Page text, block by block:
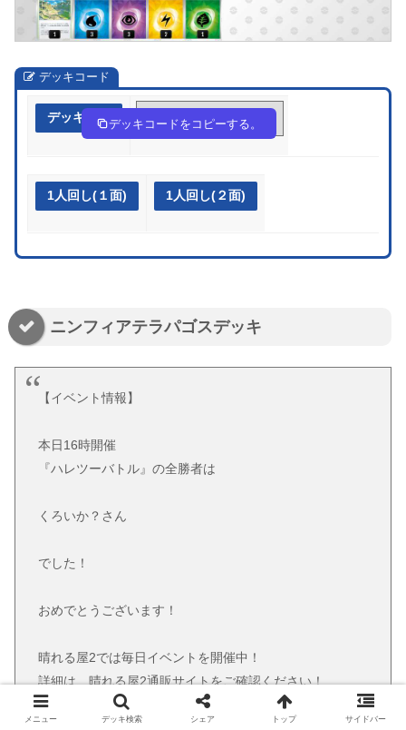
デッキコード
デッキ作成 VFwdkv-vDF8oL-5Fk1ff
デッキコードをコピーする。
1人回し(１面) 1人回し(２面)
ニンフィアテラパゴスデッキ
【イベント情報】
本日16時開催
『ハレツーバトル』の全勝者は
くろいか？さん
でした！
おめでとうございます！
晴れる屋2では毎日イベントを開催中！
詳細は、晴れる屋2通販サイトをご確認ください！
https://t.co/zKBEST7Sss
pic.twitter.com/RKEpYjabov
メニュー デッキ検索 シェア トップ サイドバー